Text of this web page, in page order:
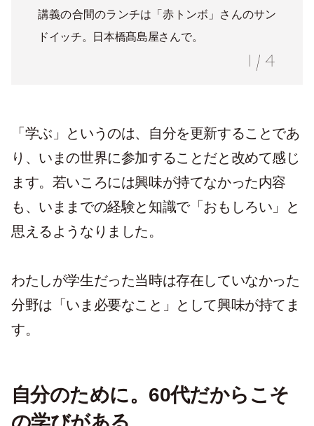
講義の合間のランチは「赤トンボ」さんのサン
ドイッチ。日本橋髙島屋さんで。
「学ぶ」というのは、自分を更新することであ
り、いまの世界に参加することだと改めて感じ
ます。若いころには興味が持てなかった内容
も、いままでの経験と知識で「おもしろい」と
わたしが学生だった当時は存在していなかった
分野は「いま必要なこと」として興味が持てま
自分のために。60代だからこそ